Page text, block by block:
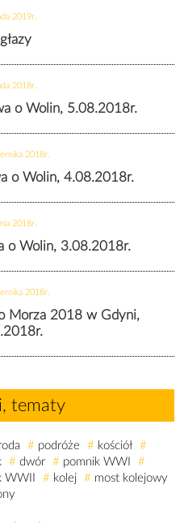
2019r.
2018r.
o Wolin, 5.08.2018r.
2018r.
o Wolin, 4.08.2018r.
2018r.
o Wolin, 3.08.2018r.
2018r.
Morza 2018 w Gdyni,
tematy
# podróże # kościół #
# dwór # pomnik WWI
#
WWII
# kolej # most kolejowy